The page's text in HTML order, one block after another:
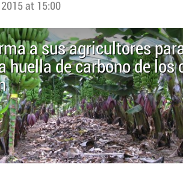
at 15:00
a sus agricultores
huella de carbono de los